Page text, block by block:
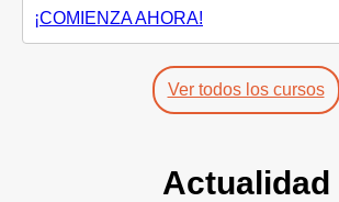
¡COMIENZA AHORA!
Ver todos los cursos
Actualidad